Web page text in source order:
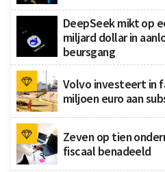
DeepSeek mikt op
miljard dollar in
beursgang
Volvo investeert in
miljoen euro aan
Zeven op tien
fiscaal benadeeld